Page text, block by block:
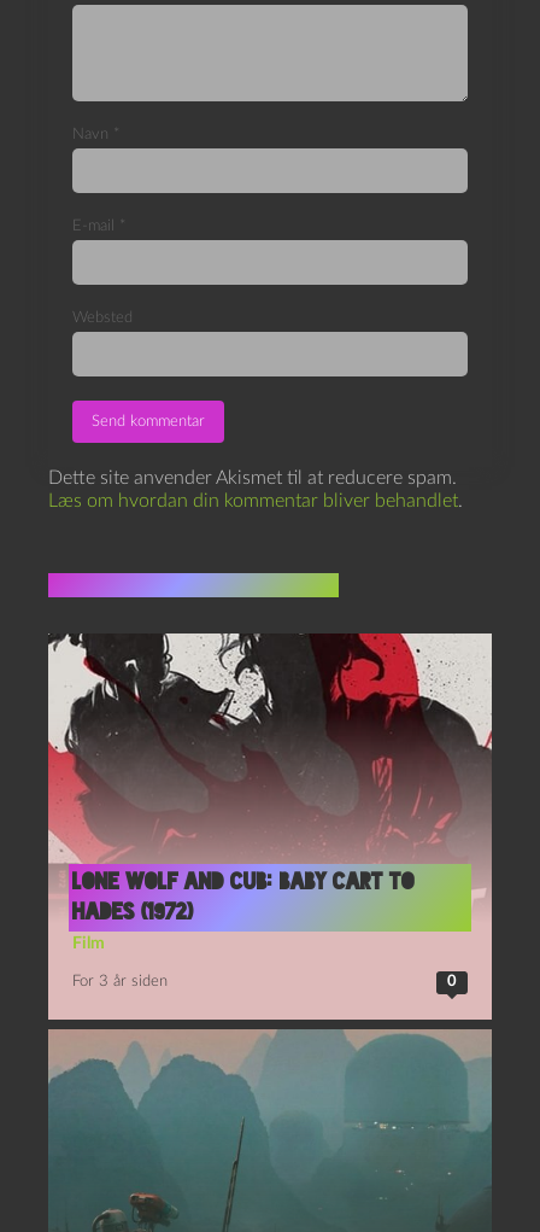
Navn *
E-mail *
Websted
Dette site anvender Akismet til at reducere spam.
Læs om hvordan din kommentar bliver behandlet.
Lone wolf and cub: Baby cart to
Hades (1972)
Film
For 3 år siden 0